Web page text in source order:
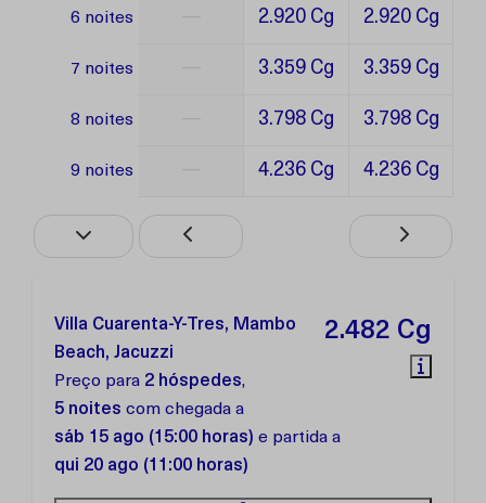
6 noites 2.920 Cg 2.920 Cg
7 noites 3.359 Cg 3.359 Cg
8 noites 3.798 Cg 3.798 Cg
9 noites 4.236 Cg 4.236 Cg
2.482 Cg
Villa Cuarenta-Y-Tres, Mambo
Beach, Jacuzzi
Preço para 2 hóspedes,
5 noites com chegada a
sáb 15 ago (15:00 horas) e partida a
qui 20 ago (11:00 horas)